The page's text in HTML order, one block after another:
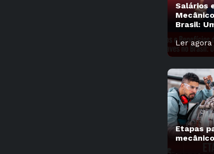
Salários
Brasil:
Ler agora
Etapas